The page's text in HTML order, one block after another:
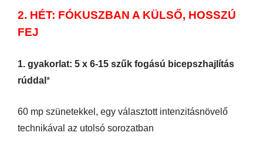
2. HÉT: FÓKUSZBAN A KÜLSŐ, HOSSZÚ
FEJ
1. gyakorlat: 5 x 6-15 szűk fogású bicepszhajlítás
rúddal *
60 mp szünetekkel, egy választott intenzitásnövelő
technikával az utolsó sorozatban